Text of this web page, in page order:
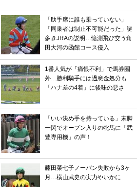
「助手席に誰も乗っていない」
「同乗者は制止不可能だった」謎
多きJRAの説明…憶測飛び交う角
田大河の函館コース侵入
1番人気が「痛恨不利」で馬券圏
外…勝利騎手には過怠金処分も
「ハナ差の4着」に後味の悪さ
「いい決め手を持っている」末脚
一閃でオープン入りの牝馬に「武
豊専用機」の声！
藤田菜七子ノーバン失敗から3ヶ
月…横山武史の実力やいかに